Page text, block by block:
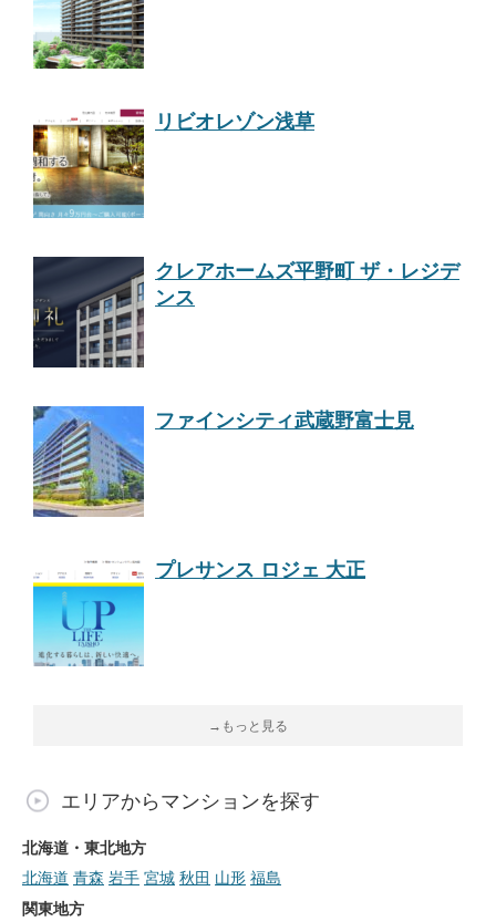
リビオレゾン浅草
クレアホームズ平野町 ザ・レジデ
ンス
ファインシティ武蔵野富士見
プレサンス ロジェ 大正
→もっと見る
エリアからマンションを探す
北海道・東北地方
北海道 青森 岩手 宮城 秋田 山形 福島
関東地方